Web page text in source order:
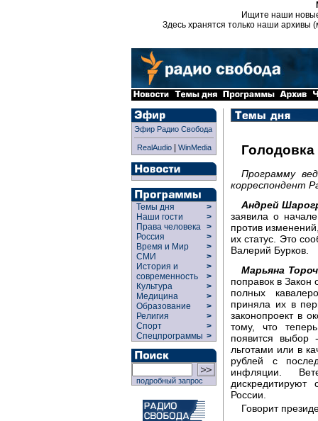
Ищите наши
Здесь хранятся только наши архивы
Эфир Радио Свобода
RealAudio| WinMedia
Темы дня
>
Наши гости
>
Права человека >
Россия
>
Время и Мир
>
СМИ
>
История и
современность
>
>
Культура
>
Медицина
>
Образование
>
Религия
>
Спорт
>
Спецпрограммы >
подробный запрос
Программу
корреспондент
Андрей
заявила о
против
их статус. Это
Валерий Бурков.
Марьяна
поправок в Закон
полных
приняла их в
законопроект в
тому, что
появится выбор
льготами или в
рублей с
инфляции.
России.
Говорит